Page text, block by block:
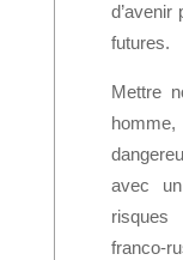
futures.
Mettre
avec
risques
franco-